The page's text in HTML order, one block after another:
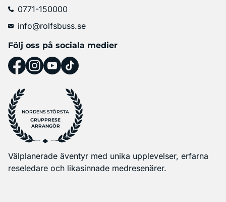
0771-150000
info@rolfsbuss.se
Följ oss på sociala medier
NORDENS STÖRSTA
GRUPPRESE
ARRANGÖR
Välplanerade äventyr med unika upplevelser, erfarna
reseledare och likasinnade medresenärer.